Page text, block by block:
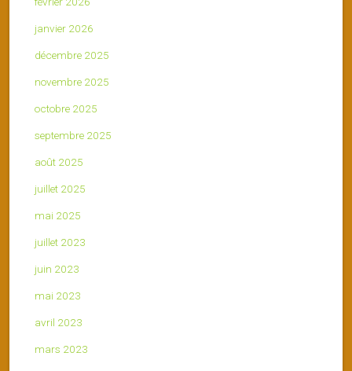
janvier 2026
décembre 2025
novembre 2025
octobre 2025
septembre 2025
août 2025
juillet 2025
mai 2025
juillet 2023
juin 2023
mai 2023
avril 2023
mars 2023